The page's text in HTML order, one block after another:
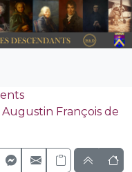
François de